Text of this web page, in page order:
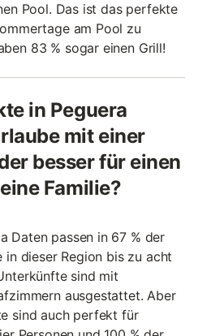
Pool. Das ist das perfekte
am Pool zu
83 % sogar einen Grill!
in Peguera
mit einer
besser für einen
Familie?
Daten passen in 67 % der
in dieser Region bis zu acht
sind mit
ausgestattet. Aber
sind auch perfekt für